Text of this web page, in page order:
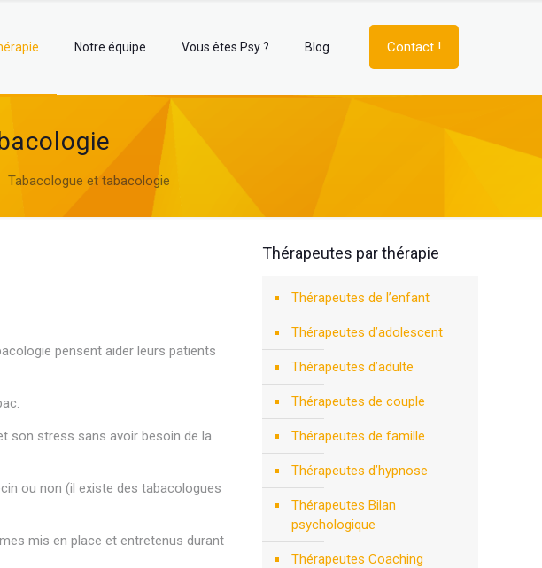
Notre équipe Vous êtes Psy ? Blog Contact !
Tabacologue et tabacologie
pensent aider leurs patients
son stress sans avoir besoin de la
ou non (il existe des tabacologues
mis en place et entretenus durant
Thérapeutes par thérapie
Thérapeutes de l’enfant
Thérapeutes d’adolescent
Thérapeutes d’adulte
Thérapeutes de couple
Thérapeutes de famille
Thérapeutes d’hypnose
Thérapeutes Bilan
psychologique
Thérapeutes Coaching